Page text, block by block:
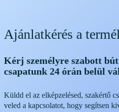
Ajánlatkérés a
Kérj személyre szabott
csapatunk 24 órán belül
Küldd el az elképzelésed, szakértő
veled a kapcsolatot, hogy segítsen